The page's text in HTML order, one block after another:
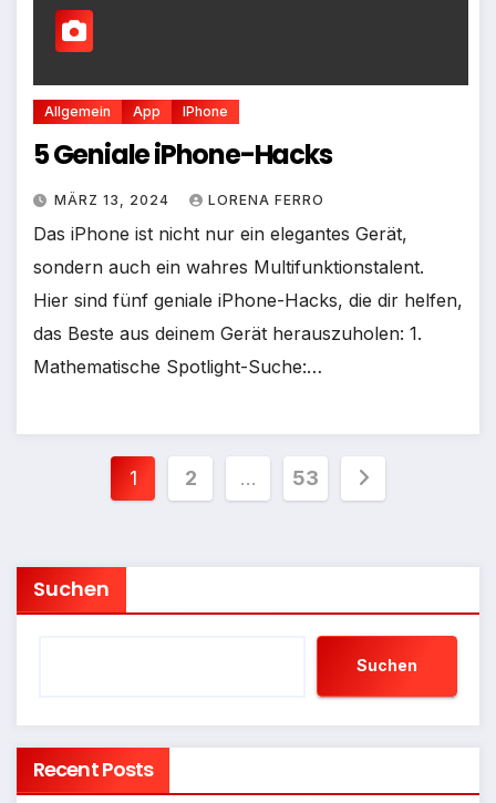
Allgemein App IPhone
5 Geniale iPhone-Hacks
MÄRZ 13, 2024 LORENA FERRO
Das iPhone ist nicht nur ein elegantes Gerät,
sondern auch ein wahres Multifunktionstalent.
Hier sind fünf geniale iPhone-Hacks, die dir helfen,
das Beste aus deinem Gerät herauszuholen: 1.
Mathematische Spotlight-Suche:…
Seitennummerierung
Beiträge
1 2 … 53
Suchen
Suchen
Recent Posts